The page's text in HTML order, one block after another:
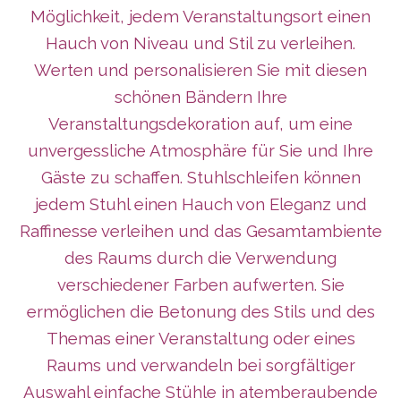
Möglichkeit, jedem Veranstaltungsort einen
Hauch von Niveau und Stil zu verleihen.
Werten und personalisieren Sie mit diesen
schönen Bändern Ihre
Veranstaltungsdekoration auf, um eine
unvergessliche Atmosphäre für Sie und Ihre
Gäste zu schaffen. Stuhlschleifen können
jedem Stuhl einen Hauch von Eleganz und
Raffinesse verleihen und das Gesamtambiente
des Raums durch die Verwendung
verschiedener Farben aufwerten. Sie
ermöglichen die Betonung des Stils und des
Themas einer Veranstaltung oder eines
Raums und verwandeln bei sorgfältiger
Auswahl einfache Stühle in atemberaubende